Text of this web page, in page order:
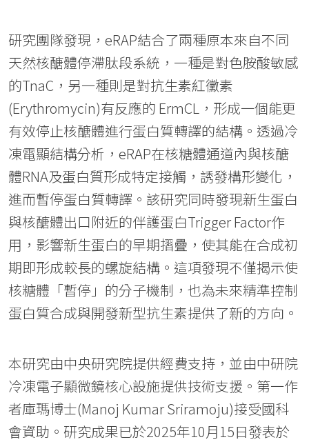
研究團隊發現，eRAP結合了兩種原本來自不同
天然核醣體停滯肽段系統，一種是對色胺酸敏感
的TnaC，另一種則是對抗生素紅黴素
(Erythromycin)有反應的 ErmCL，形成一個能更
有效停止核醣體進行蛋白質轉譯的結構。透過冷
凍電顯結構分析，eRAP在核糖體通道內與核醣
體RNA及蛋白質形成特定接觸，誘發構形變化，
進而暫停蛋白質轉譯。該研究同時發現新生蛋白
與核醣體出口附近的伴護蛋白Trigger Factor作
用，影響新生蛋白的早期摺疊，使其能在合成初
期即形成較長的螺旋結構。這項發現不僅揭示使
核糖體「暫停」的分子機制，也為未來精準控制
蛋白質合成與開發新型抗生素提供了新的方向。
本研究由中央研究院提供經費支持，並由中研院
冷凍電子顯微鏡核心設施提供技術支援。第一作
者庫瑪博士(Manoj Kumar Sriramoju)接受國科
會資助。研究成果已於2025年10月15日發表於